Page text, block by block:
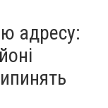
адресу: